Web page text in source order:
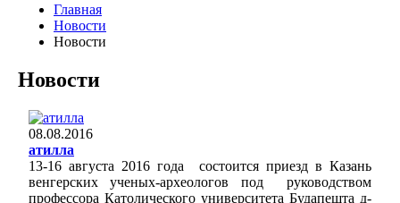
Главная
Новости
Новости
Новости
08.08.2016
атилла
13-16 августа 2016 года состоится приезд в Казань
венгерских ученых-археологов под руководством
профессора Католического университета Будапешта д-